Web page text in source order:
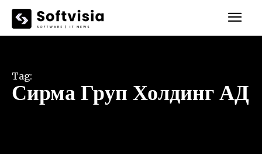
Tag:
Сирма Груп Холдинг АД